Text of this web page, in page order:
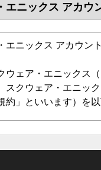
エニックス アカウ
エニックス アカウン
ウェア・エニックス
スクウェア・エニッ
約」といいます）を